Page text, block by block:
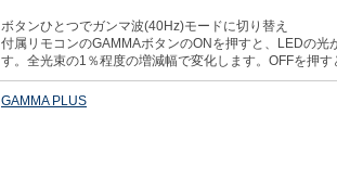
ボタンひとつでガンマ波(40Hz)モードに切り替え
付属リモコンのGAMMAボタンのONを押すと、LEDの光
す。全光束の1％程度の増減幅で変化します。OFFを押す
GAMMA PLUS